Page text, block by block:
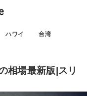
ハワイ 台湾
相場最新版|スリ